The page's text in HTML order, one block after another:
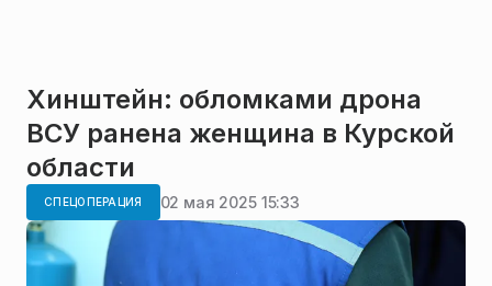
Хинштейн: обломками дрона
ВСУ ранена женщина в Курской
области
СПЕЦОПЕРАЦИЯ 02 мая 2025 15:33